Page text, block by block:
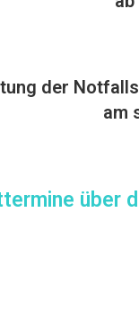
der
am
über